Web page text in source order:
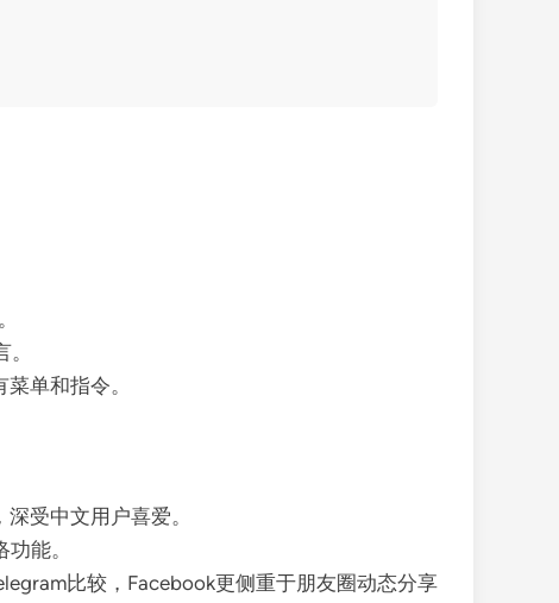
单和指令。
受中文用户喜爱。
能。
比较，Facebook更侧重于朋友圈动态分享